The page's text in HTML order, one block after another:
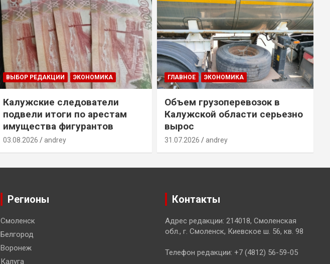
ВЫБОР РЕДАКЦИИ ЭКОНОМИКА
Калужские следователи
подвели итоги по арестам
имущества фигурантов
03.08.2026 andrey
ГЛАВНОЕ ЭКОНОМИКА
Объем грузоперевозок в
Калужской области серьезно
вырос
31.07.2026 andrey
Регионы
Смоленск
Белгород
Воронеж
Калуга
Контакты
Адрес редакции: 214018, Смоленская
обл., г. Смоленск, Киевское ш. 56, кв. 98
Телефон редакции: +7 (4812) 56-59-05